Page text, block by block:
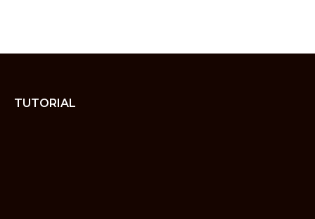
TUTORIAL